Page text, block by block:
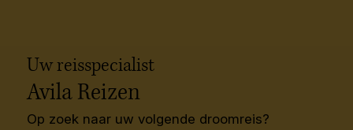
Uw reisspecialist
Avila Reizen
Op zoek naar uw volgende droomreis?